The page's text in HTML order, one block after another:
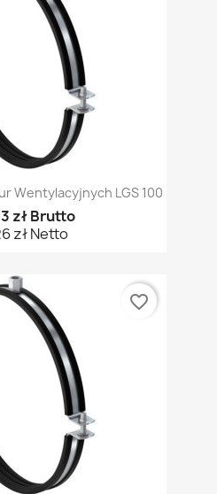
Wentylacyjnych LGS 100
zł Brutto
zł Netto
favorite_border